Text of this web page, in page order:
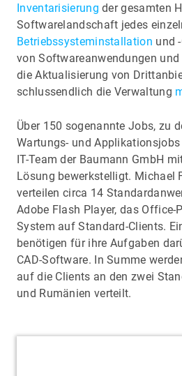
Inventarisierung der gesamten
Softwarelandschaft jedes
Betriebssysteminstallation und
von Softwareanwendungen und
die Aktualisierung von
schlussendlich die Verwaltung
Über 150 sogenannte Jobs, zu
Wartungs- und
IT-Team der Baumann GmbH
Lösung bewerkstelligt. Michael
verteilen circa 14
Adobe Flash Player, das Office-
System auf Standard-Clients.
benötigen für ihre Aufgaben
CAD-Software. In Summe
auf die Clients an den zwei
und Rumänien verteilt.